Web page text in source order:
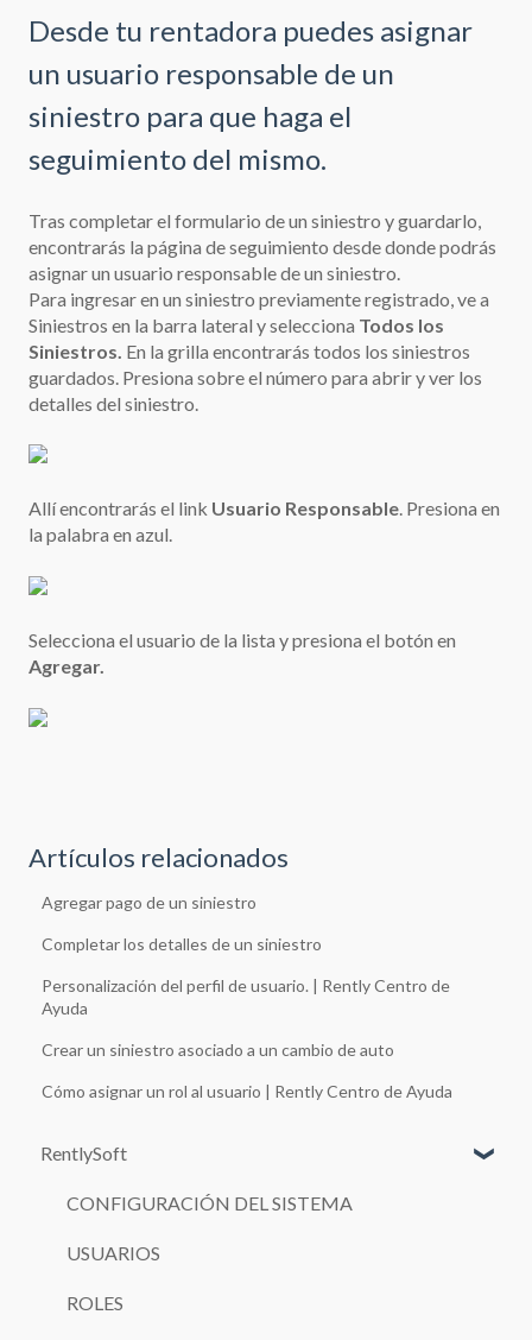
Desde tu rentadora puedes asignar
un usuario responsable de un
siniestro para que haga el
seguimiento del mismo.
Tras completar el formulario de un siniestro y guardarlo
encontrarás la página de seguimiento desde donde podrás
asignar un usuario responsable de un siniestro.
Para ingresar en un siniestro previamente registrado, ve a
Siniestros en la barra lateral y selecciona Todos los
Siniestros. En la grilla encontrarás todos los siniestros
guardados. Presiona sobre el número para abrir y ver los
detalles del siniestro.
Allí encontrarás el link Usuario Responsable. Presiona en
la palabra en azul.
Selecciona el usuario de la lista y presiona el botón en
Agregar.
Artículos relacionados
Agregar pago de un siniestro
Completar los detalles de un siniestro
Personalización del perfil de usuario. | Rently Centro de
Ayuda
Crear un siniestro asociado a un cambio de auto
Cómo asignar un rol al usuario | Rently Centro de Ayuda
RentlySoft
CONFIGURACIÓN DEL SISTEMA
USUARIOS
ROLES